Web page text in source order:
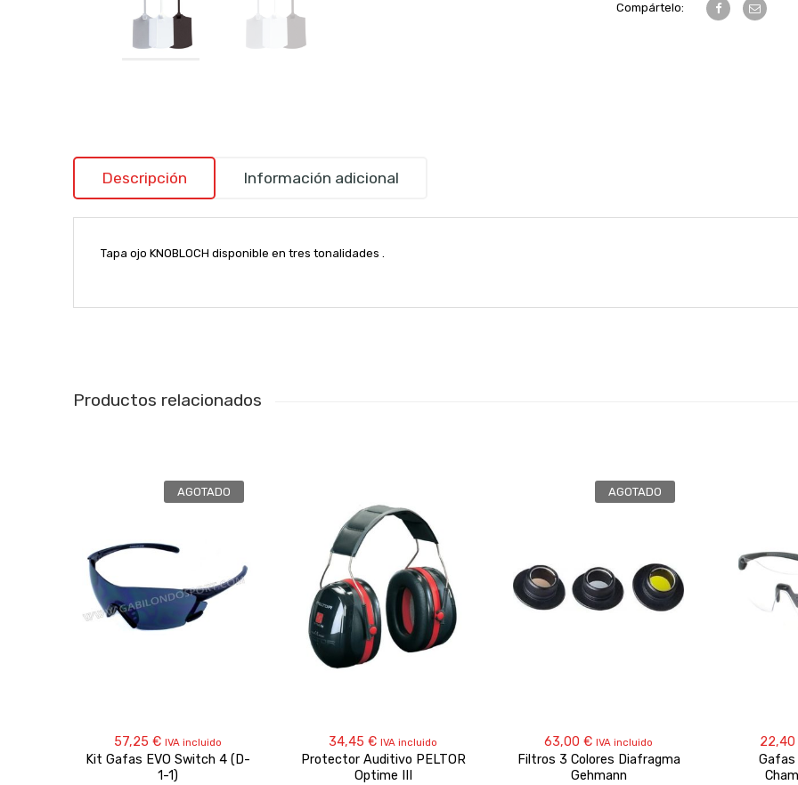
Compártelo:
Descripción Información adicional
Tapa ojo KNOBLOCH disponible en tres tonalidades .
Productos relacionados
AGOTADO
57,25 € IVA incluido
Kit Gafas EVO Switch 4 (D-
1-1)
34,45 € IVA incluido
Protector Auditivo PELTOR
Optime III
AGOTADO
63,00 € IVA incluido
Filtros 3 Colores Diafragma
Gehmann
22,40
Gafas